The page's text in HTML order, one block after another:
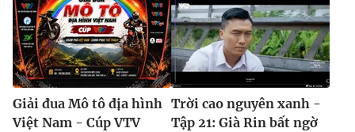
Giải đua Mô tô địa hình
Việt Nam - Cúp VTV
Trời cao nguyên xanh -
Tập 21: Già Rin bất ngờ